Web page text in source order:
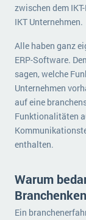
zwischen dem
IKT Unternehmen.
Alle haben ganz
ERP-Software.
sagen, welche
Unternehmen
auf eine
Funktionalitäten
enthalten.
Warum
Ein